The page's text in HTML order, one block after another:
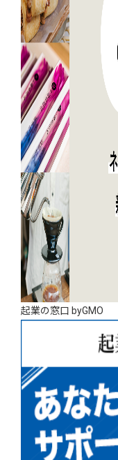
起業の窓口 byGMO